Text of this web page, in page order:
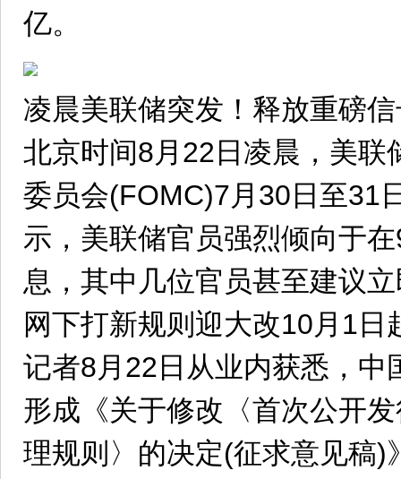
亿。
凌晨美联储突发！释放重磅
北京时间8月22日凌晨，美联
委员会(FOMC)7月30日至31
示，美联储官员强烈倾向于
息，其中几位官员甚至建议
网下打新规则迎大改10月1日
记者8月22日从业内获悉，中
形成《关于修改〈首次公开
理规则〉的决定(征求意见稿)